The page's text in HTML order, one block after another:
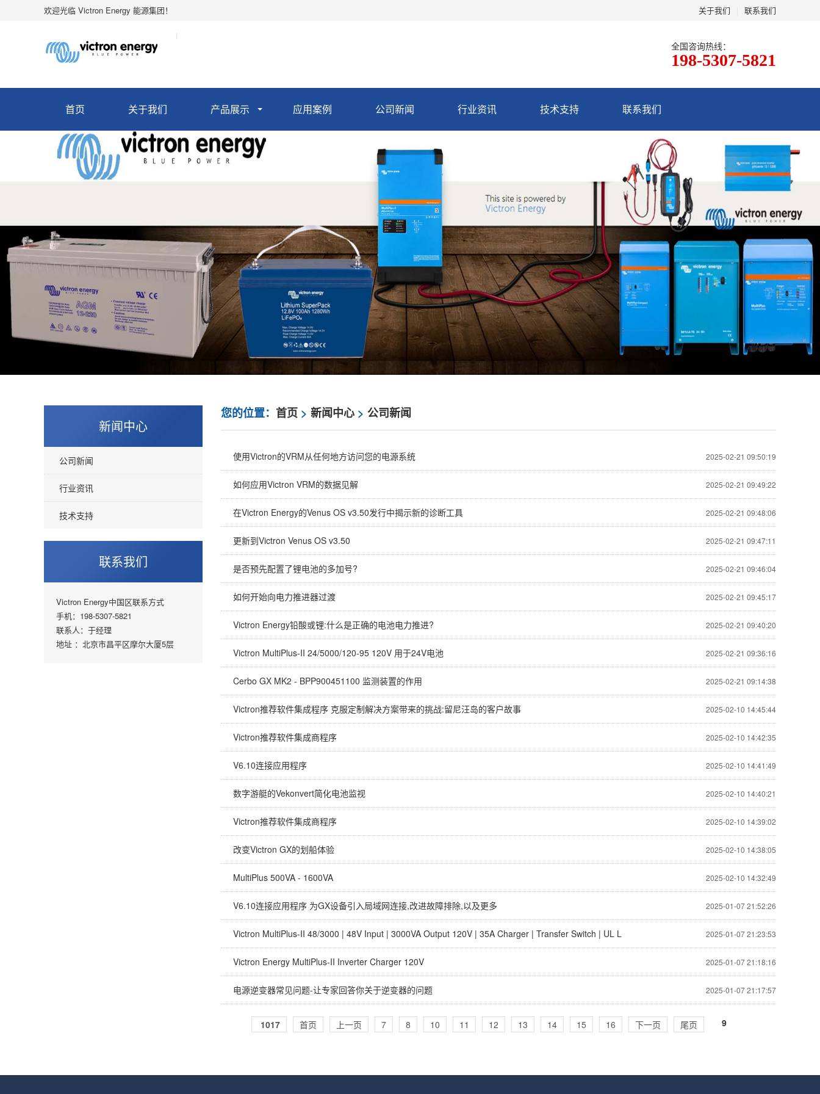
关于我们 联系我们
欢迎光临 Victron Energy 能源集团！
全国咨询热线：
198-5307-5821
首页 关于我们 产品展示 应用案例 公司新闻 行业资讯 技术支持 联系我们
新闻中心
公司新闻
行业资讯
技术支持
联系我们
Victron Energy中国区联系方式
手机：198-5307-5821
联系人：于经理
地址 ：北京市昌平区摩尔大厦5层
您的位置： 首页 > 新闻中心 > 公司新闻
2025-02-21 09:50:19
使用Victron的VRM从任何地方访问您的电源系统
2025-02-21 09:49:22
如何应用Victron VRM的数据见解
2025-02-21 09:48:06
在Victron Energy的Venus OS v3.50发行中揭示新的诊断工具
2025-02-21 09:47:11
更新到Victron Venus OS v3.50
2025-02-21 09:46:04
是否预先配置了锂电池的多加号?
2025-02-21 09:45:17
如何开始向电力推进器过渡
2025-02-21 09:40:20
Victron Energy铅酸或锂:什么是正确的电池电力推进?
2025-02-21 09:36:16
Victron MultiPlus-II 24/5000/120-95 120V 用于24V电池
2025-02-21 09:14:38
Cerbo GX MK2 - BPP900451100 监测装置的作用
2025-02-10 14:45:44
Victron推荐软件集成程序 克服定制解决方案带来的挑战:留尼汪岛的客户故事
2025-02-10 14:42:35
Victron推荐软件集成商程序
2025-02-10 14:41:49
V6.10连接应用程序
2025-02-10 14:40:21
数字游艇的Vekonvert简化电池监视
2025-02-10 14:39:02
Victron推荐软件集成商程序
2025-02-10 14:38:05
改变Victron GX的划船体验
2025-02-10 14:32:49
MultiPlus 500VA - 1600VA
2025-01-07 21:52:26
V6.10连接应用程序 为GX设备引入局域网连接,改进故障排除,以及更多
2025-01-07 21:23:53
Victron MultiPlus-II 48/3000 | 48V Input | 3000VA Output 120V | 35A Charger | Transfer Switch | UL L
2025-01-07 21:18:16
Victron Energy MultiPlus-II Inverter Charger 120V
2025-01-07 21:17:57
电源逆变器常见问题-让专家回答你关于逆变器的问题
1017 首页 上一页 7 8 9
10 11 12 13 14 15 16 下一页 尾页